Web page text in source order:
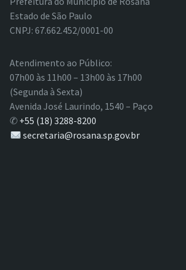
Estado de São Paulo
CNPJ: 67.662.452/0001-00
Atendimento ao Público:
07h00 às 11h00 – 13h00 às 17h00
(Segunda à Sexta)
Avenida José Laurindo, 1540 – Paço
✆ +55 (18) 3288-8200
secretaria@rosana.sp.gov.br